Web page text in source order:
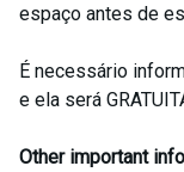
espaço antes de
É necessário
e ela será
Other important